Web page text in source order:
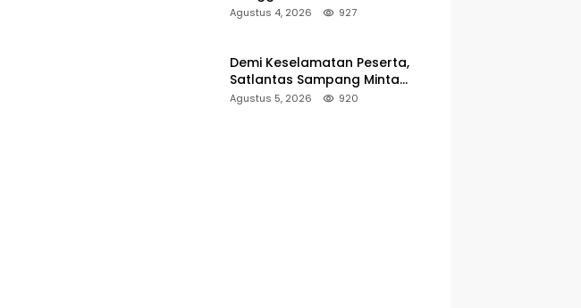
2027 di Kabupaten Sumenep
Agustus 4, 2026 927
Demi Keselamatan Peserta,
Satlantas Sampang Minta
Latihan Gerak Jalan Pindah ke
Agustus 5, 2026 920